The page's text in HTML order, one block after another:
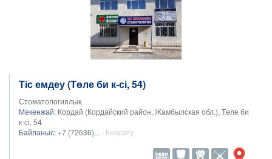
Тіс емдеу (Төле би к-сі, 54)
Стоматологиялық
Мекенжай: Кордай (Кордайский район, Жамбылская обл.), Төле би
к-сі, 54
Байланыс: +7 (72636)... - Көрсету